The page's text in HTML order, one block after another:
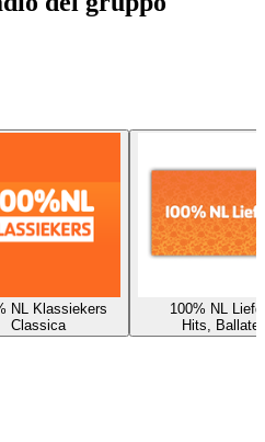
NL Klassiekers
Classica
100% NL
Hits, Ballate